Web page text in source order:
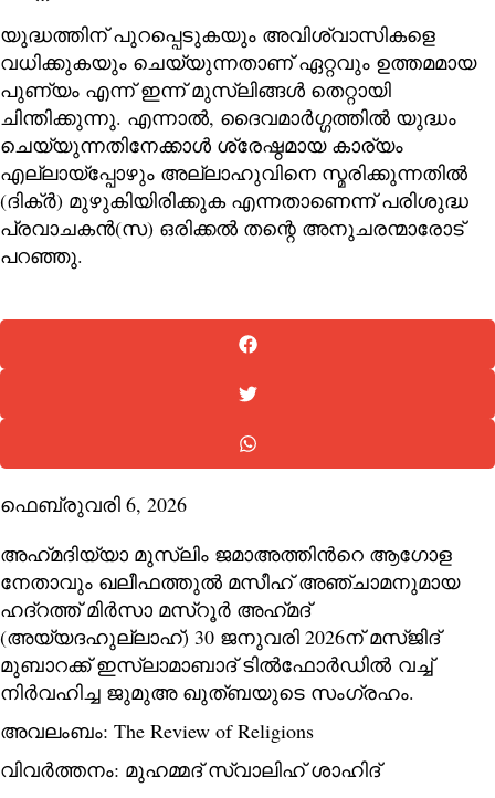
യുദ്ധത്തിന് പുറപ്പെടുകയും അവിശ്വാസികളെ
വധിക്കുകയും ചെയ്യുന്നതാണ് ഏറ്റവും ഉത്തമമായ
പുണ്യം എന്ന് ഇന്ന് മുസ്ലിങ്ങൾ തെറ്റായി
ചിന്തിക്കുന്നു. എന്നാൽ, ദൈവമാർഗ്ഗത്തിൽ യുദ്ധം
ചെയ്യുന്നതിനേക്കാൾ ശ്രേഷ്ഠമായ കാര്യം
എല്ലായ്‌പ്പോഴും അല്ലാഹുവിനെ സ്മരിക്കുന്നതിൽ
(ദിക്ർ) മുഴുകിയിരിക്കുക എന്നതാണെന്ന് പരിശുദ്ധ
പ്രവാചകൻ(സ) ഒരിക്കൽ തന്റെ അനുചരന്മാരോട്
പറഞ്ഞു.
ഫെബ്രുവരി 6, 2026
അഹ്‌മദിയ്യാ മുസ്‌ലിം ജമാഅത്തിന്‍റെ ആഗോള
നേതാവും ഖലീഫത്തുല്‍ മസീഹ് അഞ്ചാമനുമായ
ഹദ്റത്ത് മിര്‍സാ മസ്റൂര്‍ അഹ്‌മദ്
(അയ്യദഹുല്ലാഹ്) 30 ജനുവരി 2026ന് മസ്ജിദ്
മുബാറക്ക്‌ ഇസ്‌ലാമാബാദ് ടില്‍ഫോര്‍ഡില്‍ വച്ച്
നിര്‍വഹിച്ച ജുമുഅ ഖുത്ബയുടെ സംഗ്രഹം.
അവലംബം: The Review of Religions
വിവര്‍ത്തനം: മുഹമ്മദ്‌ സ്വാലിഹ് ശാഹിദ്